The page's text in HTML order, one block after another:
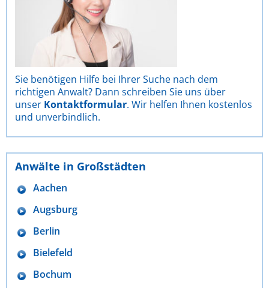
Sie benötigen Hilfe bei Ihrer Suche nach dem
richtigen Anwalt? Dann schreiben Sie uns über
unser Kontaktformular. Wir helfen Ihnen kostenlos
und unverbindlich.
Anwälte in Großstädten
Aachen
Augsburg
Berlin
Bielefeld
Bochum